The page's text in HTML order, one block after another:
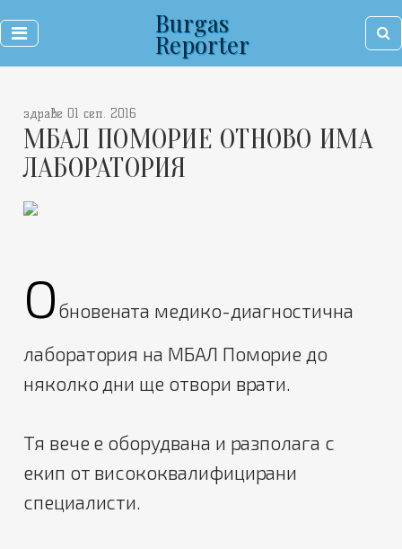
Burgas
Reporter
здраве 01 сеп. 2016
МБАЛ ПОМОРИЕ ОТНОВО ИМА
ЛАБОРАТОРИЯ
О бновената медико-диагностична
лаборатория на МБАЛ Поморие до
няколко дни ще отвори врати.
Тя вече е оборудвана и разполага с
екип от висококвалифицирани
специалисти.